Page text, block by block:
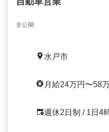
非公開
水戸市
月給24万円〜58
週休2日制 / 1日4